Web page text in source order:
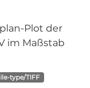
Plot der
im Maßstab
type/TIFF